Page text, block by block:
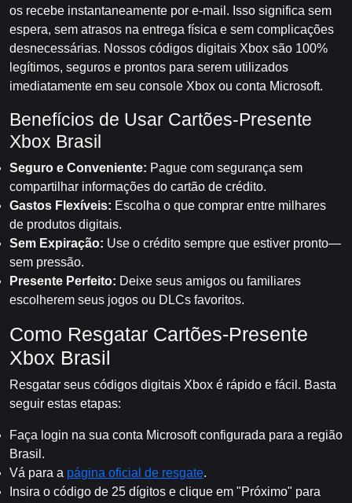
os recebe instantaneamente por e-mail. Isso significa sem
espera, sem atrasos na entrega física e sem complicações
desnecessárias. Nossos códigos digitais Xbox são 100%
legítimos, seguros e prontos para serem utilizados
imediatamente em seu console Xbox ou conta Microsoft.
Benefícios de Usar Cartões-Presente
Xbox Brasil
Seguro e Conveniente: Pague com segurança sem
compartilhar informações do cartão de crédito.
Gastos Flexíveis: Escolha o que comprar entre milhares
de produtos digitais.
Sem Expiração: Use o crédito sempre que estiver pronto—
sem pressão.
Presente Perfeito: Deixe seus amigos ou familiares
escolherem seus jogos ou DLCs favoritos.
Como Resgatar Cartões-Presente
Xbox Brasil
Resgatar seus códigos digitais Xbox é rápido e fácil. Basta
seguir estas etapas:
Faça login na sua conta Microsoft configurada para a região
Brasil.
Vá para a página oficial de resgate.
Insira o código de 25 dígitos e clique em "Próximo" para